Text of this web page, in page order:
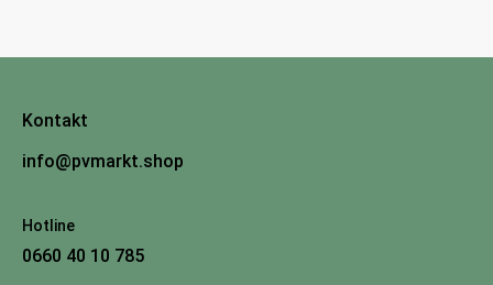
Kontakt
info@pvmarkt.shop
Hotline
0660 40 10 785